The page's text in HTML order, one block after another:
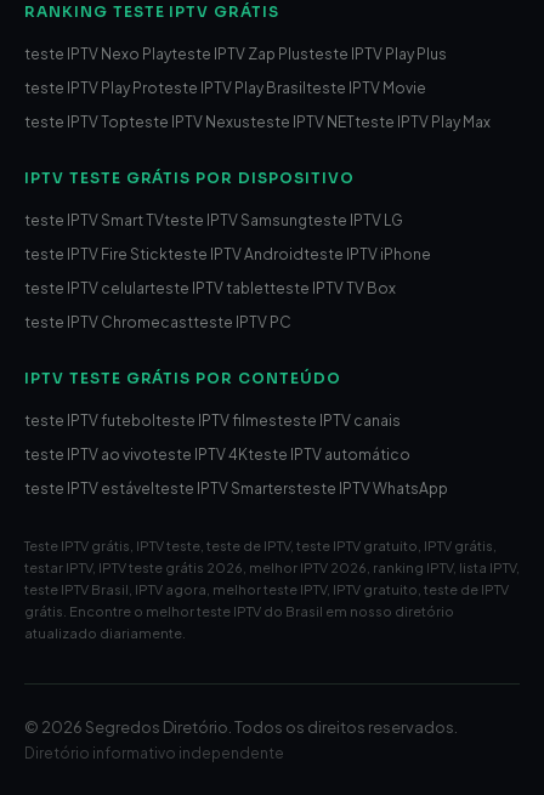
RANKING TESTE IPTV GRÁTIS
teste IPTV Nexo Playteste IPTV Zap Plusteste IPTV Play Plus
teste IPTV Play Proteste IPTV Play Brasilteste IPTV Movie
teste IPTV Topteste IPTV Nexusteste IPTV NETteste IPTV Play Max
IPTV TESTE GRÁTIS POR DISPOSITIVO
teste IPTV Smart TVteste IPTV Samsungteste IPTV LG
teste IPTV Fire Stickteste IPTV Androidteste IPTV iPhone
teste IPTV celularteste IPTV tabletteste IPTV TV Box
teste IPTV Chromecastteste IPTV PC
IPTV TESTE GRÁTIS POR CONTEÚDO
teste IPTV futebolteste IPTV filmesteste IPTV canais
teste IPTV ao vivoteste IPTV 4Kteste IPTV automático
teste IPTV estávelteste IPTV Smartersteste IPTV WhatsApp
Teste IPTV grátis, IPTV teste, teste de IPTV, teste IPTV gratuito, IPTV grátis,
testar IPTV, IPTV teste grátis 2026, melhor IPTV 2026, ranking IPTV, lista IPTV,
teste IPTV Brasil, IPTV agora, melhor teste IPTV, IPTV gratuito, teste de IPTV
grátis. Encontre o melhor teste IPTV do Brasil em nosso diretório
atualizado diariamente.
© 2026 Segredos Diretório. Todos os direitos reservados.
Diretório informativo independente